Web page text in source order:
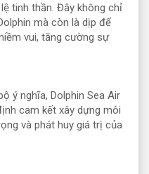
tinh thần. Đây không chỉ
mà còn là dịp để
vui, tăng cường sự
ý nghĩa, Dolphin Sea Air
cam kết xây dựng môi
và phát huy giá trị của